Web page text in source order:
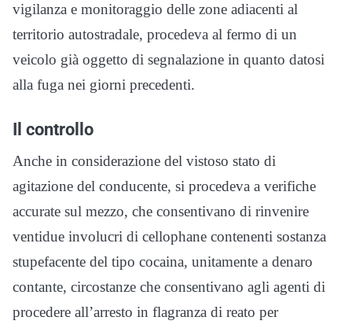
vigilanza e monitoraggio delle zone adiacenti al
territorio autostradale, procedeva al fermo di un
veicolo già oggetto di segnalazione in quanto datosi
alla fuga nei giorni precedenti.
Il controllo
Anche in considerazione del vistoso stato di
agitazione del conducente, si procedeva a verifiche
accurate sul mezzo, che consentivano di rinvenire
ventidue involucri di cellophane contenenti sostanza
stupefacente del tipo cocaina, unitamente a denaro
contante, circostanze che consentivano agli agenti di
procedere all’arresto in flagranza di reato per